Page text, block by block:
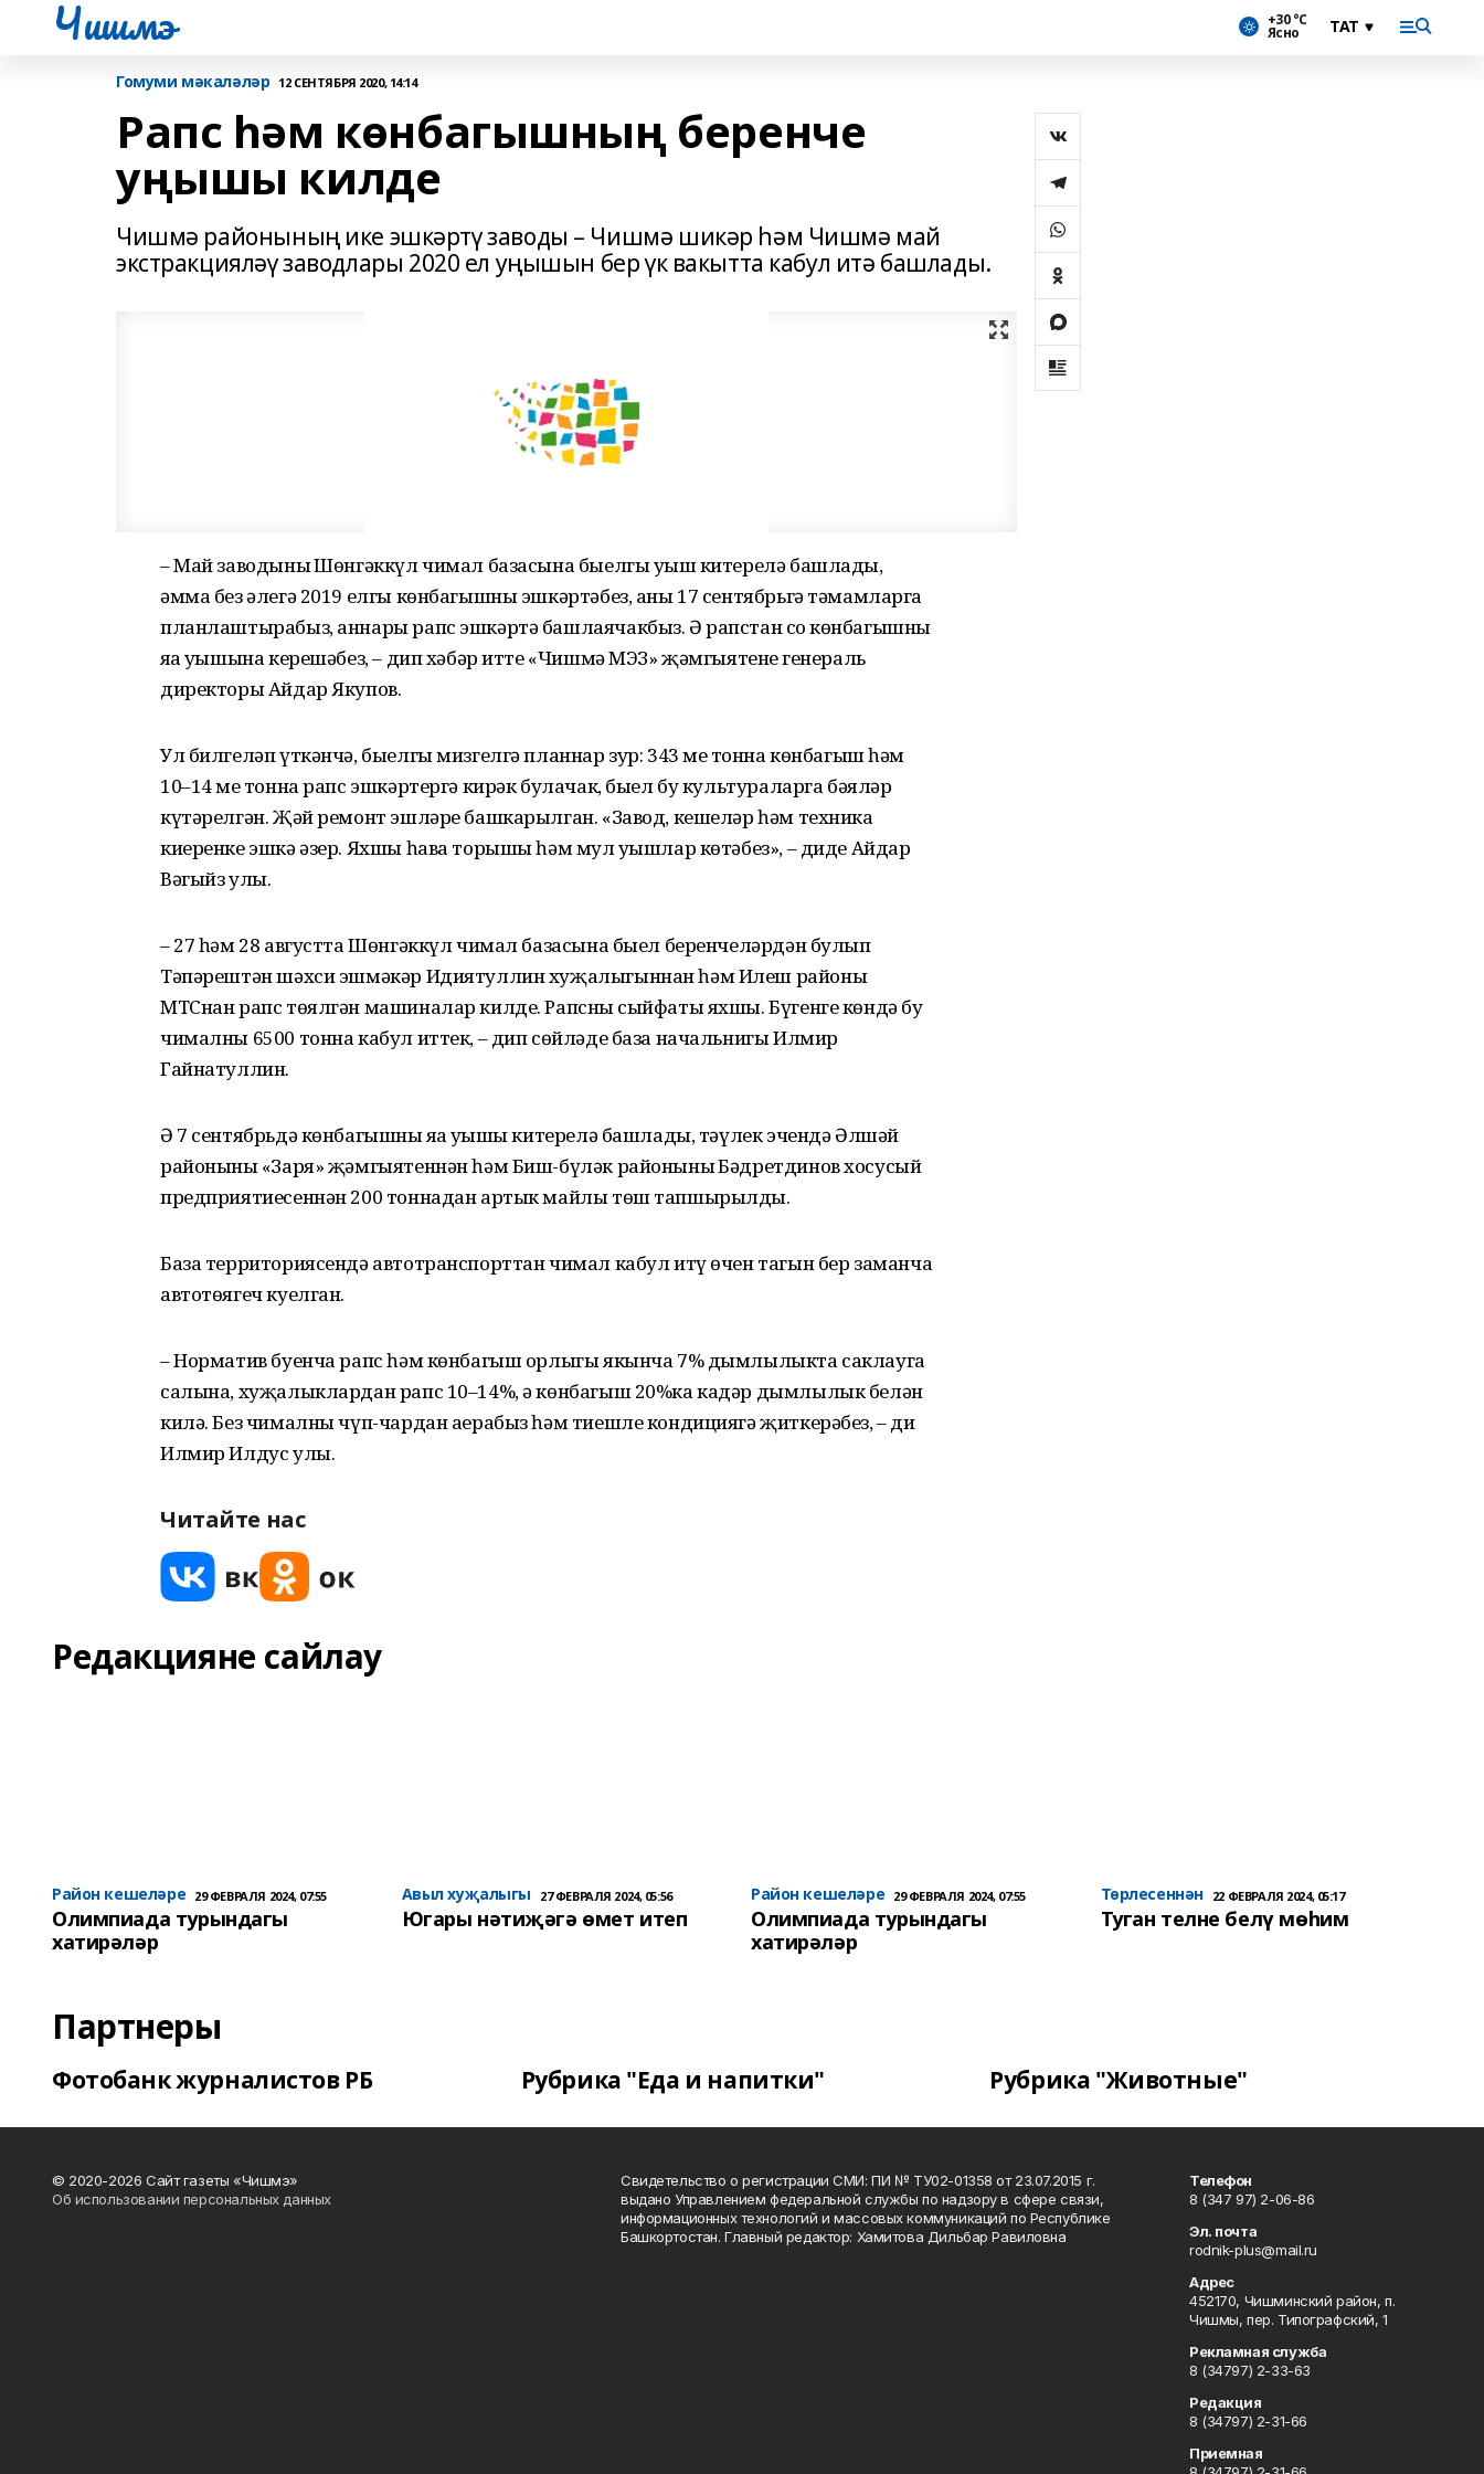
Чишмэ +30 °С
Ясно
Гомуми мәкаләләр 12 СЕНТЯБРЯ 2020, 14:14
Рапс һәм көнбагышның беренче
уңышы килде
Чишмә районының ике эшкәртү заводы – Чишмә шикәр һәм Чишмә май
экстракцияләү заводлары 2020 ел уңышын бер үк вакытта кабул итә башлады.
– Май заводының Шөнгәккүл чимал базасына быелгы уңыш китерелә башлады,
әмма без әлегә 2019 елгы көнбагышны эшкәртәбез, аны 17 сентябрьгә тәмамларга
планлаштырабыз, аннары рапс эшкәртә башлаячакбыз. Ә рапстан соң көнбагышның
яңа уңышына керешәбез, – дип хәбәр итте «Чишмә МЭЗ» җәмгыятенең генераль
директоры Айдар Якупов.
Ул билгеләп үткәнчә, быелгы мизгелгә планнар зур: 343 мең тонна көнбагыш һәм
10–14 мең тонна рапс эшкәртергә кирәк булачак, быел бу культураларга бәяләр
күтәрелгән. Җәй ремонт эшләре башкарылган. «Завод, кешеләр һәм техника
киеренке эшкә әзер. Яхшы һава торышы һәм мул уңышлар көтәбез», – диде Айдар
Вәгыйз улы.
– 27 һәм 28 августта Шөнгәккүл чимал базасына быел беренчеләрдән булып
Тәпәрештән шәхси эшмәкәр Идиятуллин хуҗалыгыннан һәм Илеш районы
МТСнан рапс төялгән машиналар килде. Рапсның сыйфаты яхшы. Бүгенге көндә бу
чималны 6500 тонна кабул иттек, – дип сөйләде база начальнигы Илмир
Гайнатуллин.
Ә 7 сентябрьдә көнбагышның яңа уңышы китерелә башлады, тәүлек эчендә Әлшәй
районының «Заря» җәмгыятеннән һәм Биш-бүләк районының Бәдретдинов хосусый
предприятиесеннән 200 тоннадан артык майлы төш тапшырылды.
База территориясендә автотранспорттан чимал кабул итү өчен тагын бер заманча
автотөягеч куелган.
– Норматив буенча рапс һәм көнбагыш орлыгы якынча 7% дымлылыкта саклауга
салына, хуҗалыклардан рапс 10–14%, ә көнбагыш 20%ка кадәр дымлылык белән
килә. Без чималны чүп-чардан аерабыз һәм тиешле кондициягә җиткерәбез, – ди
Илмир Илдус улы.
Читайте нас
Редакцияне сайлау
Район кешеләре 29 ФЕВРАЛЯ 2024, 07:55
Олимпиада турындагы
хатирәләр
Авыл хуҗалыгы 27 ФЕВРАЛЯ 2024, 05:56
Югары нәтиҗәгә өмет итеп
Район кешеләре 29 ФЕВРАЛЯ 2024, 07:55
Олимпиада турындагы
хатирәләр
Төрлесеннән 22 ФЕВРАЛЯ 2024, 05:17
Туган телне белү мөһим
Партнеры
Фотобанк журналистов РБ Рубрика "Еда и напитки" Рубрика "Животные"
© 2020-2026 Сайт газеты «Чишмэ»
Об использовании персональных данных
Свидетельство о регистрации СМИ: ПИ № ТУ02-01358 от 23.07.2015 г.
выдано Управлением федеральной службы по надзору в сфере связи,
информационных технологий и массовых коммуникаций по Республике
Башкортостан. Главный редактор: Хамитова Дильбар Равиловна
Телефон
8 (347 97) 2-06-86
Эл. почта
rodnik-plus@mail.ru
Адрес
452170, Чишминский район, п.
Чишмы, пер. Типографский, 1
Рекламная служба
8 (34797) 2-33-63
Редакция
8 (34797) 2-31-66
Приемная